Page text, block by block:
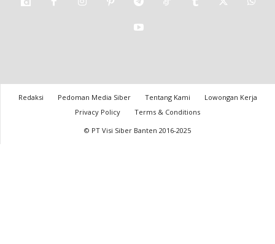
Redaksi Pedoman Media Siber Tentang Kami
Lowongan Kerja
Privacy Policy
Terms & Conditions
© PT Visi Siber Banten 2016-2025